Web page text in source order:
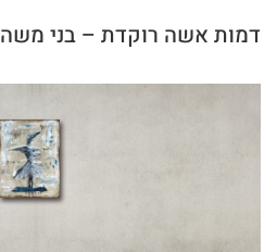
דמות אשה רוקדת – בני משה